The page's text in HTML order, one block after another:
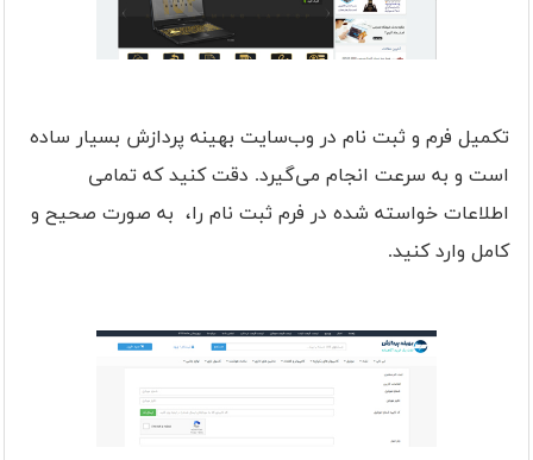
تکمیل فرم و ثبت‌ نام در وب‌سایت بهینه پردازش بسیار ساده
است و به سرعت انجام می‌گیرد. دقت کنید که تمامی
اطلاعات خواسته شده در فرم ثبت نام را، به صورت صحیح و
کامل وارد کنید.